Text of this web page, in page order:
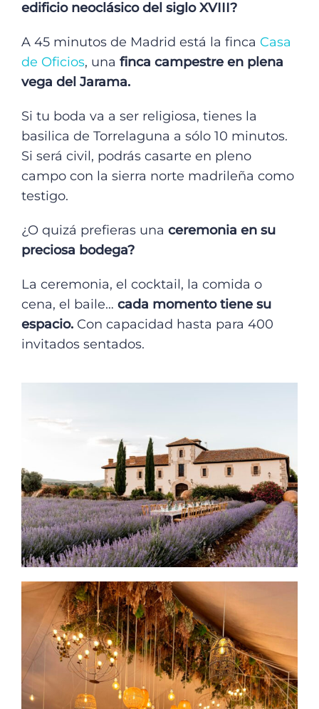
edificio neoclásico del siglo XVIII?
A 45 minutos de Madrid está la finca Casa
de Oficios, una finca campestre en plena
vega del Jarama.
Si tu boda va a ser religiosa, tienes la
basilica de Torrelaguna a sólo 10 minutos.
Si será civil, podrás casarte en pleno
campo con la sierra norte madrileña como
testigo.
¿O quizá prefieras una ceremonia en su
preciosa bodega?
La ceremonia, el cocktail, la comida o
cena, el baile… cada momento tiene su
espacio. Con capacidad hasta para 400
invitados sentados.